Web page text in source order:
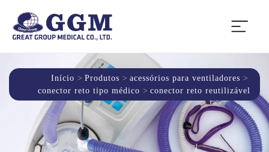
Início Produtos
acessórios para ventiladores
conector reto tipo médico
conector reto reutilizável